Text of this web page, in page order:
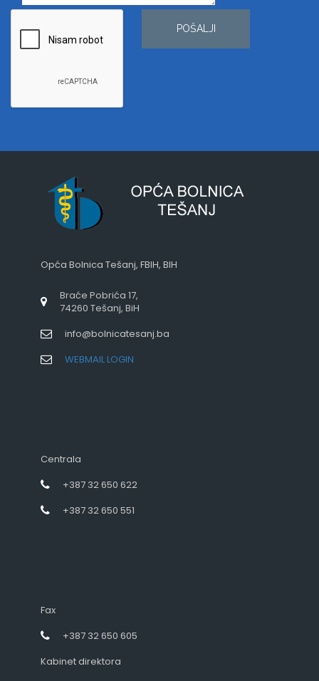
POŠALJI
Opća Bolnica Tešanj, FBIH, BIH
Braće Pobrića 17,
74260 Tešanj, BiH
info@bolnicatesanj.ba
WEBMAIL LOGIN
Centrala
+387 32 650 622
+387 32 650 551
Fax
+387 32 650 605
Kabinet direktora